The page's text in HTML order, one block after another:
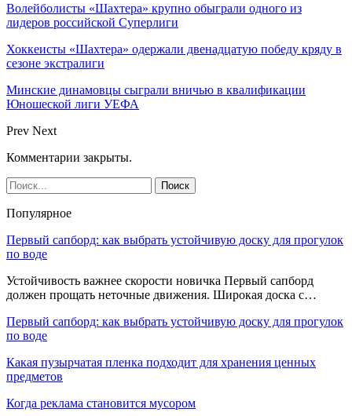
Волейболисты «Шахтера» крупно обыграли одного из
лидеров российской Суперлиги
Хоккеисты «Шахтера» одержали двенадцатую победу кряду в
сезоне экстралиги
Минские динамовцы сыграли вничью в квалификации
Юношеской лиги УЕФА
Prev Next
Комментарии закрыты.
Популярное
Первый сапборд: как выбрать устойчивую доску для прогулок
по воде
Устойчивость важнее скорости новичка Первый сапборд
должен прощать неточные движения. Широкая доска с…
Первый сапборд: как выбрать устойчивую доску для прогулок
по воде
Какая пузырчатая пленка подходит для хранения ценных
предметов
Когда реклама становится мусором